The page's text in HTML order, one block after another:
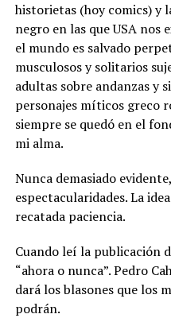
historietas (hoy comics) y
negro en las que USA nos
el mundo es salvado
musculosos y solitarios
adultas sobre andanzas y
personajes míticos greco
siempre se quedó en el
mi alma.
Nunca demasiado
espectacularidades. La
recatada paciencia.
Cuando leí la publicación
“ahora o nunca”. Pedro
dará los blasones que los
podrán.